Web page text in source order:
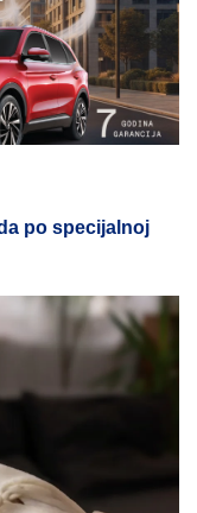
po specijalnoj